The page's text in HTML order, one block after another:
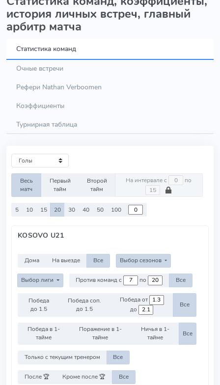
история личных встреч, главный
арбитр матча
Статистика команд
Очные встречи
Рефери Nathan Verboomen
Коэффициенты
Турнирная таблица
Весь
матч
Первый
тайм
Второй
тайм
На интервале с по
5 10 15 20 30 40 50 100
KOSOVO U21
Дома На выезде Все Выбор сезонов
Выбор лиги Против команд с по Все
Победа
до 1.5
Победа соп.
до 1.5
Победа от
до
Все
Победа в 1-
тайме
Поражение в 1-
тайме
Ничья в 1-
тайме
Все
Только с текущим тренером Все
После 🏆 Кроме после 🏆 Все